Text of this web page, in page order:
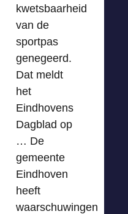
kwetsbaarheid
van de
sportpas
genegeerd.
Dat meldt
het
Eindhovens
Dagblad op
… De
gemeente
Eindhoven
heeft
waarschuwingen